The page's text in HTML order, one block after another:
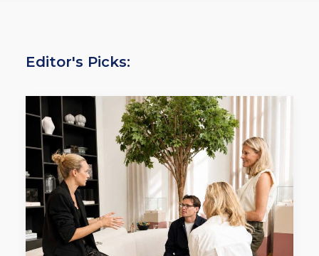
Editor's Picks: